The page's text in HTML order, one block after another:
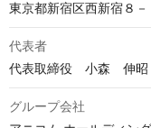
東京都新宿区西新宿８
代表者
代表取締役　小森　伸昭
グループ会社